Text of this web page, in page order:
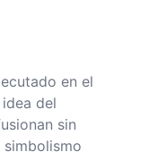
en el
del
sin